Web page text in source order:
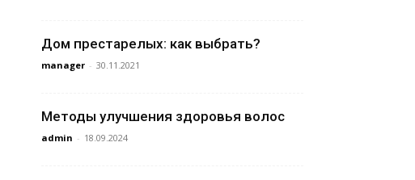
Дом престарелых: как выбрать?
manager - 30.11.2021
Методы улучшения здоровья волос
admin - 18.09.2024